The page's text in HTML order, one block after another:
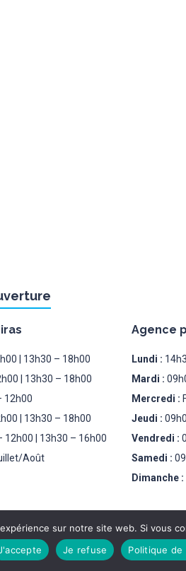
| 13h30 – 18h00
| 13h30 – 18h00
12h00
| 13h30 – 18h00
12h00 | 13h30 – 16h00
Août
Agence
Lundi :
Mardi :
Mercredi :
Jeudi :
Vendredi :
Samedi :
Dimanche :
sur notre site web. Si vous
Je refuse Politique